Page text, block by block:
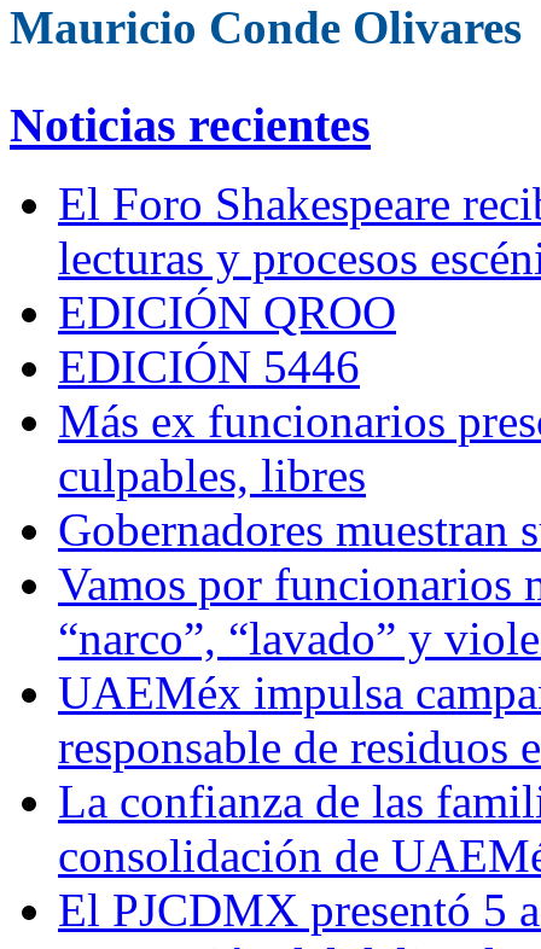
Mauricio Conde Olivares
Noticias recientes
El Foro Shakespeare
lecturas y procesos
EDICIÓN QROO
EDICIÓN 5446
Más ex funcionarios
culpables, libres
Gobernadores muestran
Vamos por funcionarios
“narco”, “lavado” y
UAEMéx impulsa
responsable de residuos
La confianza de las
consolidación de
El PJCDMX presentó 5